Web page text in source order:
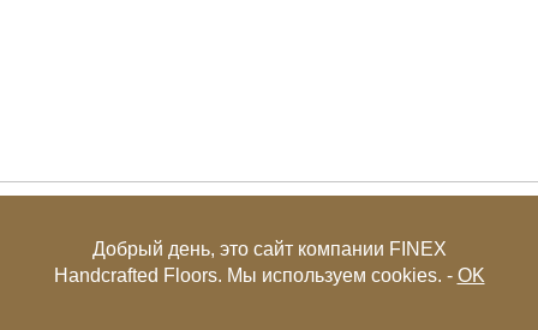
Добрый день, это сайт компании FINEX
Handcrafted Floors. Мы используем cookies. - OK